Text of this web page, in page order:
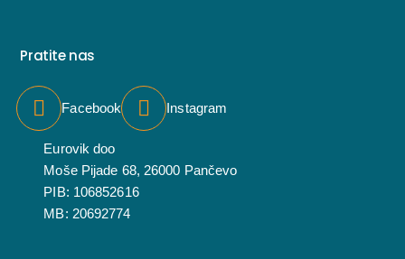
Pratite nas
Facebook Instagram
Eurovik doo
Moše Pijade 68, 26000 Pančevo
PIB: 106852616
MB: 20692774